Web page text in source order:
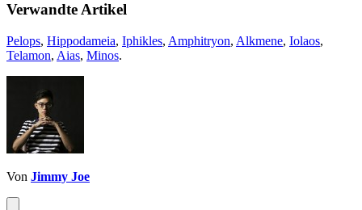
Verwandte Artikel
Pelops, Hippodameia, Iphikles, Amphitryon, Alkmene, Iolaos,
Telamon, Aias, Minos.
Von Jimmy Joe